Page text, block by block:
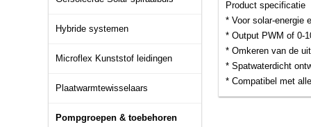
Hybride systemen
Microflex Kunststof leidingen
Plaatwarmtewisselaars
Pompgroepen & toebehoren
Product specificatie
* Voor solar-energie
* Output PWM of 0-
* Omkeren van de
* Spatwaterdicht
* Compatibel met